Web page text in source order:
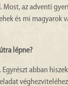
Most, az adventi
és mi magyarok
lépne?
abban